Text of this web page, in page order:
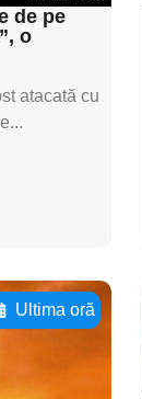
de pe
o
atacată cu
Ultima oră